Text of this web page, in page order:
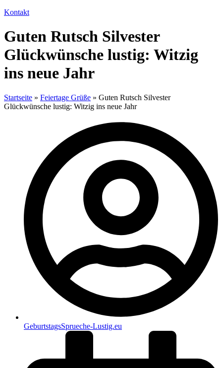
Kontakt
Guten Rutsch Silvester
Glückwünsche lustig: Witzig
ins neue Jahr
Startseite » Feiertage Grüße » Guten Rutsch Silvester
Glückwünsche lustig: Witzig ins neue Jahr
GeburtstagsSprueche-Lustig.eu